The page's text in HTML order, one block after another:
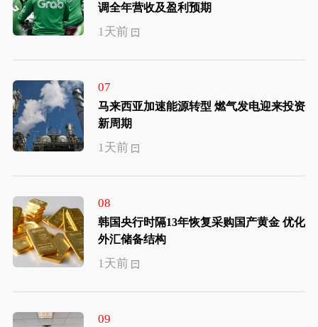
调全年营收及盈利预期
1天前
07
马来西亚加速能源转型 燃气发电迎来投资
新周期
1天前
08
韩国央行时隔13年恢复采购国产黄金 优化
外汇储备结构
1天前
09